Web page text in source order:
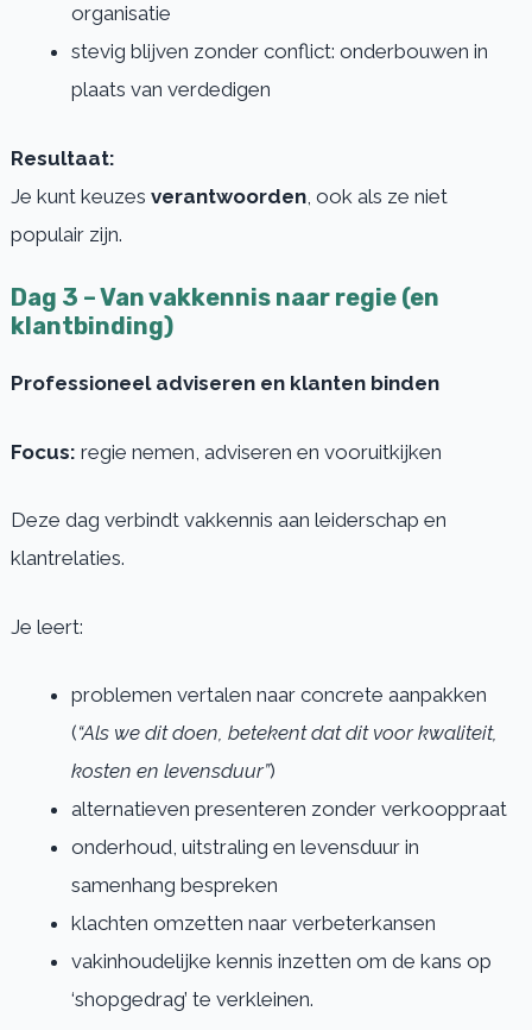
organisatie
stevig blijven zonder conflict: onderbouwen in
plaats van verdedigen
Resultaat:
Je kunt keuzes verantwoorden, ook als ze niet
populair zijn.
Dag 3 – Van vakkennis naar regie (en
klantbinding)
Professioneel adviseren en klanten binden
Focus: regie nemen, adviseren en vooruitkijken
Deze dag verbindt vakkennis aan leiderschap en
klantrelaties.
Je leert:
problemen vertalen naar concrete aanpakken
(“Als we dit doen, betekent dat dit voor kwaliteit,
kosten en levensduur”)
alternatieven presenteren zonder verkooppraat
onderhoud, uitstraling en levensduur in
samenhang bespreken
klachten omzetten naar verbeterkansen
vakinhoudelijke kennis inzetten om de kans op
‘shopgedrag’ te verkleinen.